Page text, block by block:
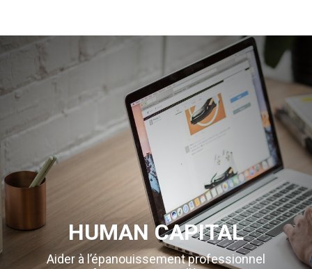
HUMAN CAPITAL
Aider à l’épanouissement professionnel